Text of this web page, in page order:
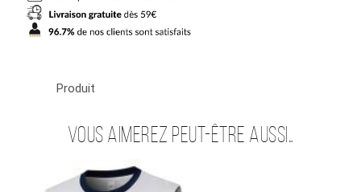
Noir
Produit
Vous aimerez peut-être aussi…